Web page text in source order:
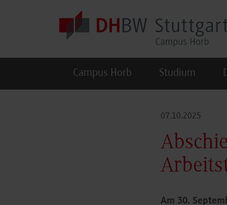
Campus Horb Studium
07.10.2025
Am 30.